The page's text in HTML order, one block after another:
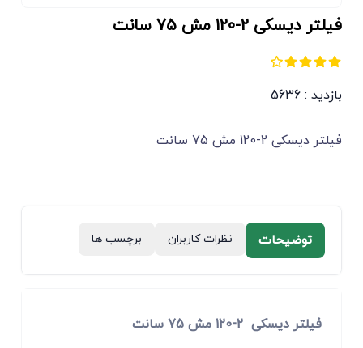
ﻓﯿﻠﺘﺮ دﯾﺴﮑﻰ 2-120 مش 75 سانت
بازدید : 5636
ﻓﯿﻠﺘﺮ دﯾﺴﮑﻰ 2-120 مش 75 سانت
توضیحات نظرات کاربران برچسب ها
ﻓﯿﻠﺘﺮ دﯾﺴﮑﻰ 2-120 مش 75 سانت